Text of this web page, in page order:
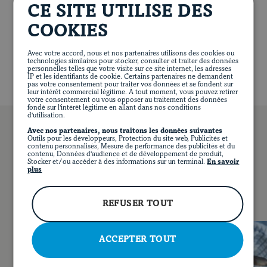
EN
FACEBOOKINSTAGRAMPINTEREST
verser le bouillon, le sirop de pomme et la sauce tamari.
Cuire au four environ 45 minutes ou jusqu’à ce que le
thermomètre à viande indique 60 °C (140 °F). Retirer le
rôti du four, le couvrir de papier d’aluminium et le
laisser reposer pendant 15 minutes avant de le
découper en tranches. Servir accompagné d’oignons
confits.
441 calories 40 g de protéines
16 g de lipides
32 g de glucides
1 g de fibres
1286 mg de sodium
VOUS POURRIEZ AUSSI AIMER…
CE SITE UTILISE DES
COOKIES
Avec votre accord, nous et nos partenaires utilisons des cookies ou
technologies similaires pour stocker, consulter et traiter des données
personnelles telles que votre visite sur ce site internet, les adresses
IP et les identifiants de cookie. Certains partenaires ne demandent
pas votre consentement pour traiter vos données et se fondent sur
leur intérêt commercial légitime. À tout moment, vous pouvez retirer
votre consentement ou vous opposer au traitement des données
fondé sur l'intérêt légitime en allant dans nos conditions
d'utilisation.
Avec nos partenaires, nous traitons les données suivantes
Outils pour les développeurs, Protection du site web, Publicités et
contenu personnalisés, Mesure de performance des publicités et du
contenu, Données d'audience et de développement de produit,
Stocker et/ou accéder à des informations sur un terminal. En savoir
plus
ACCEPTER TOUT
REFUSER TOUT